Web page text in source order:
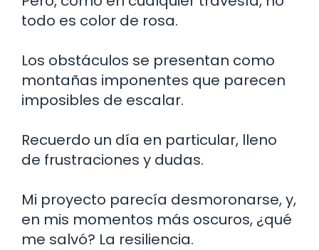
todo es color de rosa.
Los obstáculos se presentan como
montañas imponentes que parecen
imposibles de escalar.
Recuerdo un día en particular, lleno
de frustraciones y dudas.
Mi proyecto parecía desmoronarse, y,
en mis momentos más oscuros, ¿qué
me salvó? La resiliencia.